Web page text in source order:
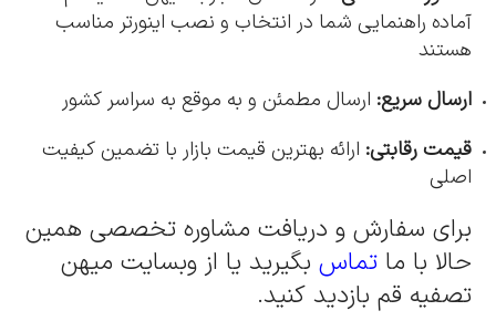
آماده راهنمایی شما در انتخاب و نصب اینورتر مناسب
هستند
ارسال سریع: ارسال مطمئن و به موقع به سراسر کشور
قیمت رقابتی: ارائه بهترین قیمت بازار با تضمین کیفیت
اصلی
برای سفارش و دریافت مشاوره تخصصی همین
حالا با ما تماس بگیرید یا از وبسایت میهن
تصفیه قم بازدید کنید.